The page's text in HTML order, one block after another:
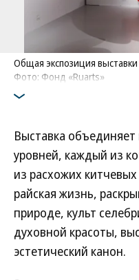
Общая экспозиция
Фото: Фонд «Ruarts»
Выставка
уровней, каждый из
из расхожих
райская жизнь,
природе, культ
духовной красоты,
эстетический канон.